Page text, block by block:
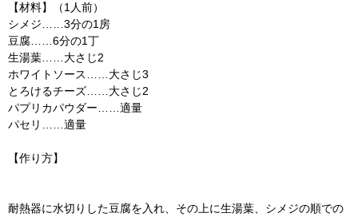
【材料】（1人前）
シメジ……3分の1房
豆腐……6分の1丁
生湯葉……大さじ2
ホワイトソース……大さじ3
とろけるチーズ……大さじ2
パプリカパウダー……適量
パセリ……適量
【作り方】
耐熱器に水切りした豆腐を入れ、その上に生湯葉、シメジの順での